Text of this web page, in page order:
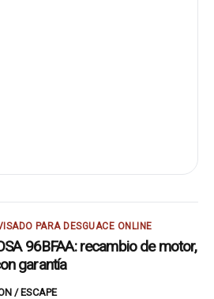
PARA DESGUACE ONLINE
96BFAA: recambio de motor,
garantía
/ ESCAPE